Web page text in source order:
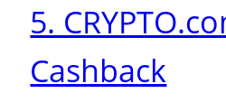
5.
Cashback